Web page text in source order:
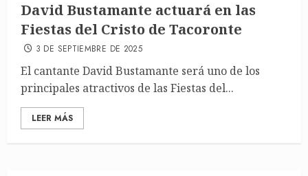
David Bustamante actuará en las
Fiestas del Cristo de Tacoronte
3 DE SEPTIEMBRE DE 2025
El cantante David Bustamante será uno de los
principales atractivos de las Fiestas del...
LEER MÁS